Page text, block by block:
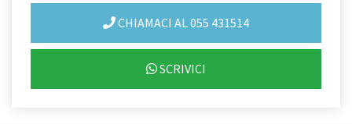
CHIAMACI AL 055 431514
SCRIVICI